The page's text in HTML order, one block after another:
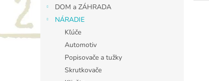
DOM a ZÁHRADA
NÁRADIE
Kľúče
Automotiv
Popisovače a tužky
Skrutkovače